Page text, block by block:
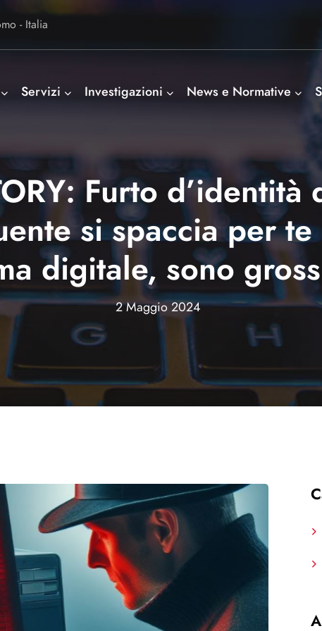
- Italia
Servizi Investigazioni News e Normative
Furto d’identità
si spaccia per te
digitale, sono
2 Maggio 2024